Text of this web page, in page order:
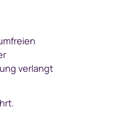
verlangt